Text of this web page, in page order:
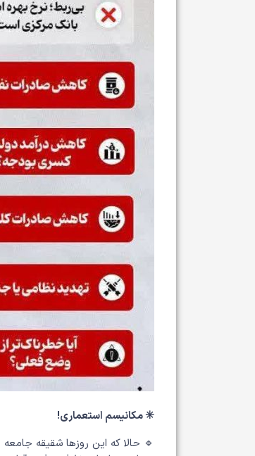
✳️ مکانیسم استعماری!
🔹 حالا که این روزها شقيقه